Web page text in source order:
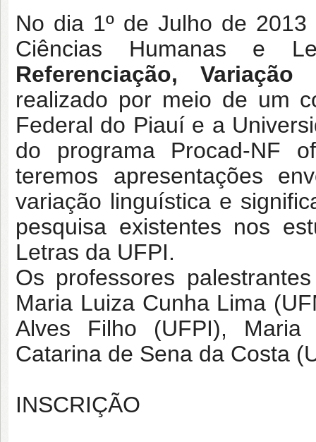
No dia 1º de Julho de
Ciências Humanas e
Referenciação,
realizado por meio de um
Federal do Piauí e a
do programa Procad-NF
teremos apresentações
variação linguística e
pesquisa existentes nos
Letras da UFPI.
Os professores
Maria Luiza Cunha Lima
Alves Filho (UFPI),
Catarina de Sena da Costa
INSCRIÇÃO